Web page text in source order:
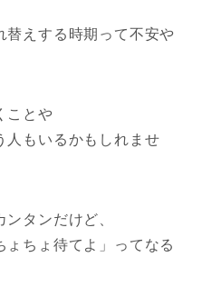
替えする時期って不安や
ことや
人もいるかもしれませ
タンだけど、
ょちょ待てよ」ってなる